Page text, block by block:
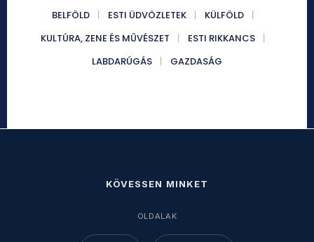
BELFÖLD ESTI ÜDVÖZLETEK
KÜLFÖLD
KULTÚRA, ZENE ÉS MŰVÉSZET
ESTI RIKKANCS
LABDARÚGÁS
GAZDASÁG
KÖVESSEN MINKET
OLDALAK